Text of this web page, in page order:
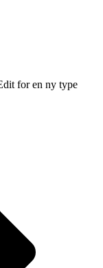
for en ny type